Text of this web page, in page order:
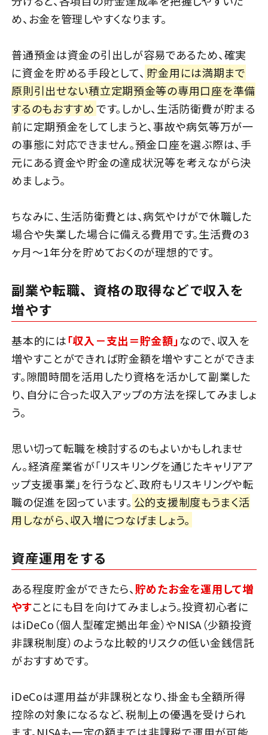
め、お金を管理しやすくなります。
普通預金は資金の引出しが容易であるため、確実
に資金を貯める手段として、 貯金用には満期まで
原則引出せない積立定期預金等の専用口座を準備
するのもおすすめです。しかし、生活防衛費が貯まる
前に定期預金をしてしまうと、事故や病気等万が一
の事態に対応できません。預金口座を選ぶ際は、手
元にある資金や貯金の達成状況等を考えながら決
めましょう。
ちなみに、生活防衛費とは、病気やけがで休職した
場合や失業した場合に備える費用です。生活費の3
ヶ月～1年分を貯めておくのが理想的です。
副業や転職、資格の取得などで収入を
増やす
基本的には「収入－支出＝貯金額」なので、収入を
増やすことができれば貯金額を増やすことができま
す。隙間時間を活用したり資格を活かして副業した
り、自分に合った収入アップの方法を探してみましょ
う。
思い切って転職を検討するのもよいかもしれませ
ん。経済産業省が「リスキリングを通じたキャリアア
ップ支援事業」を行うなど、政府もリスキリングや転
職の促進を図っています。 公的支援制度もうまく活
用しながら、収入増につなげましょう。
資産運用をする
ある程度貯金ができたら、貯めたお金を運用して増
やすことにも目を向けてみましょう。投資初心者に
はiDeCo（個人型確定拠出年金）やNISA（少額投資
非課税制度）のような比較的リスクの低い金銭信託
がおすすめです。
iDeCoは運用益が非課税となり、掛金も全額所得
控除の対象になるなど、税制上の優遇を受けられ